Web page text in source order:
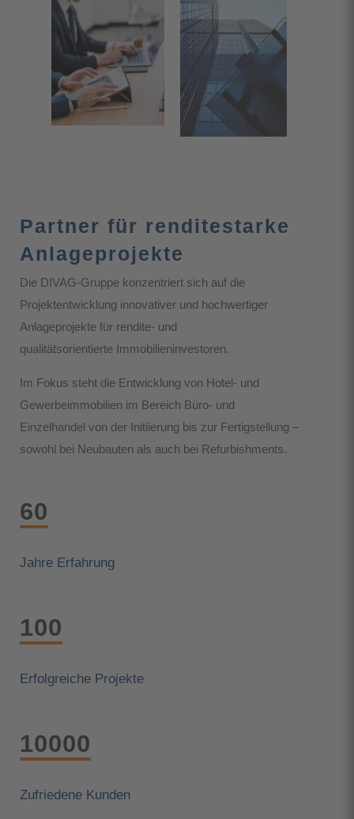
Partner für renditestarke
Anlageprojekte
Die DIVAG-Gruppe konzentriert sich auf die
Projektentwicklung innovativer und hochwertiger
Anlageprojekte für rendite- und
qualitätsorientierte Immobilieninvestoren.
Im Fokus steht die Entwicklung von Hotel- und
Gewerbeimmobilien im Bereich Büro- und
Einzelhandel von der Initiierung bis zur Fertigstellung –
sowohl bei Neubauten als auch bei Refurbishments.
60
Jahre Erfahrung
100
Erfolgreiche Projekte
10000
Zufriedene Kunden